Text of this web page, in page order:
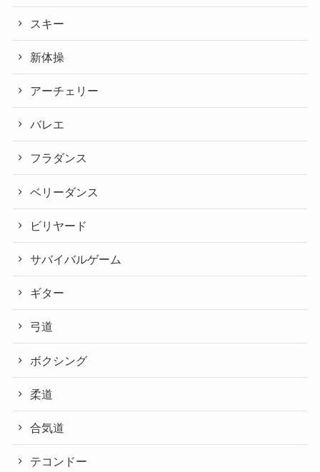
スキー
新体操
アーチェリー
バレエ
フラダンス
ベリーダンス
ビリヤード
サバイバルゲーム
ギター
弓道
ボクシング
柔道
合気道
テコンドー